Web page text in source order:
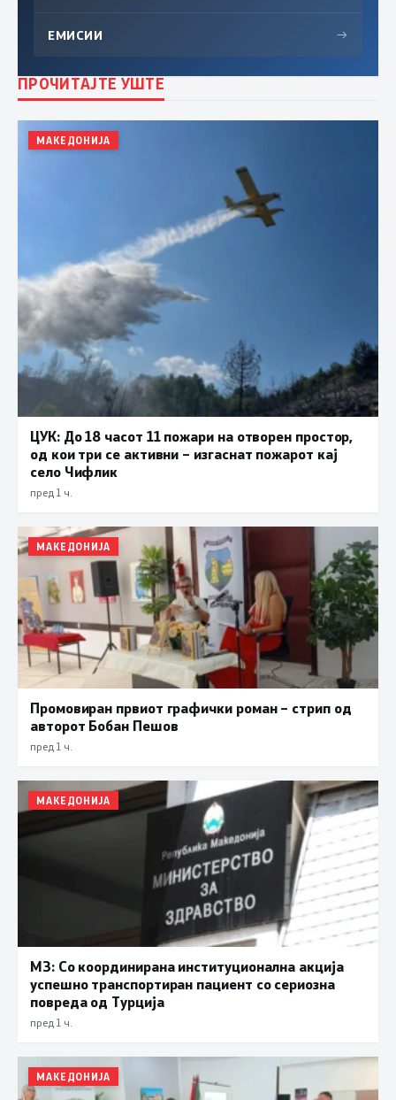
ЕМИСИИ →
ПРОЧИТАЈТЕ УШТЕ
МАКЕДОНИЈА
ЦУК: До 18 часот 11 пожари на отворен простор,
од кои три се активни – изгаснат пожарот кај
село Чифлик
пред 1 ч.
МАКЕДОНИЈА
Промовиран првиот графички роман – стрип од
авторот Бобан Пешов
пред 1 ч.
МАКЕДОНИЈА
МЗ: Со координирана институционална акција
успешно транспортиран пациент со сериозна
повреда од Турција
пред 1 ч.
МАКЕДОНИЈА